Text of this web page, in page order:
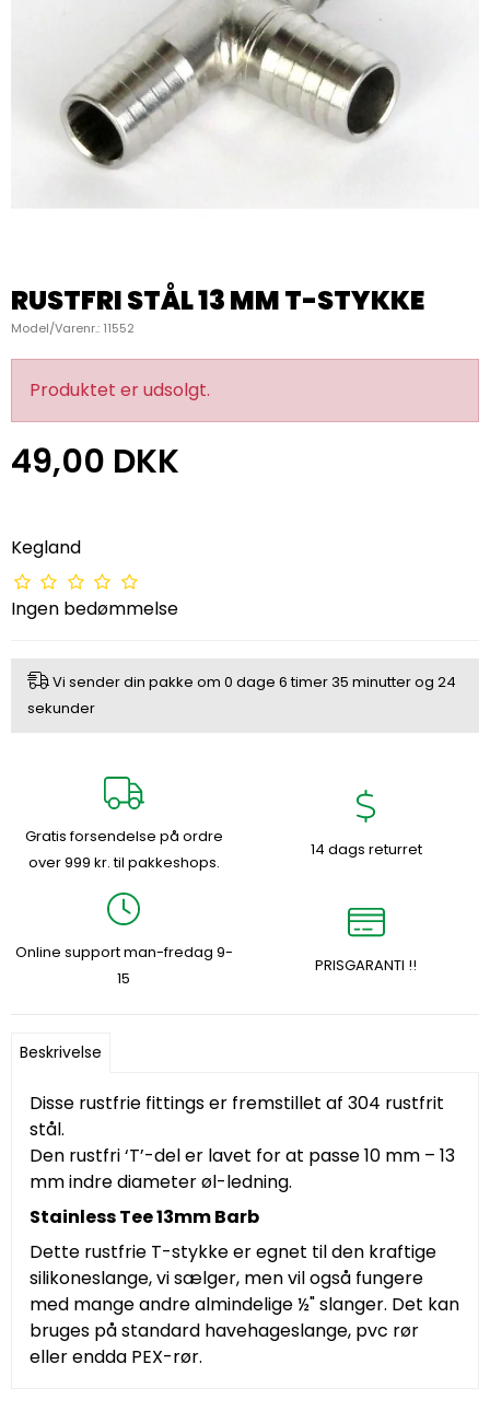
RUSTFRI STÅL 13 MM T-STYKKE
Model/Varenr.: 11552
Produktet er udsolgt.
49,00 DKK
Kegland
Ingen bedømmelse
Vi sender din pakke om 0 dage 6 timer35 minutterog 23
sekunder
Gratis forsendelse på ordre
over 999 kr. til pakkeshops.
14 dags returret
Online support man-fredag 9-
15
PRISGARANTI !!
Beskrivelse
Disse rustfrie fittings er fremstillet af 304 rustfrit
stål.
Den rustfri ‘T’-del er lavet for at passe 10 mm – 13
mm indre diameter øl-ledning.
Stainless Tee 13mm Barb
Dette rustfrie T-stykke er egnet til den kraftige
silikoneslange, vi sælger, men vil også fungere
med mange andre almindelige ½" slanger. Det kan
bruges på standard havehageslange, pvc rør
eller endda PEX-rør.